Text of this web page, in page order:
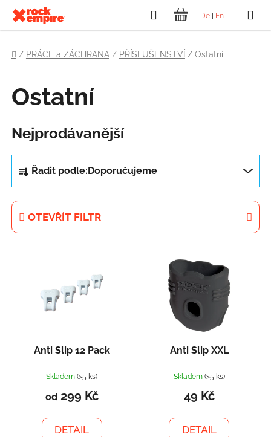
obsah
De En
Hledat
NÁKUPNÍ
KOŠÍK
Domů
/ PRÁCE a ZÁCHRANA / PŘÍSLUŠENSTVÍ / Ostatní
Ostatní
Nejprodávanější
a
z
e
n
Řadit podle: Doporučujeme
OTEVŘÍT FILTR
Anti Slip 12 Pack
Skladem(>5 ks)
od299 Kč
DETAIL
Anti Slip XXL
Skladem (>5 ks)
49 Kč
DETAIL